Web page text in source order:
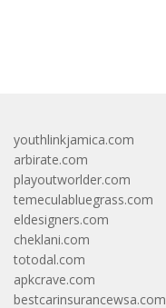
youthlinkjamica.com
arbirate.com
playoutworlder.com
temeculabluegrass.com
eldesigners.com
cheklani.com
totodal.com
apkcrave.com
bestcarinsurancewsa.com